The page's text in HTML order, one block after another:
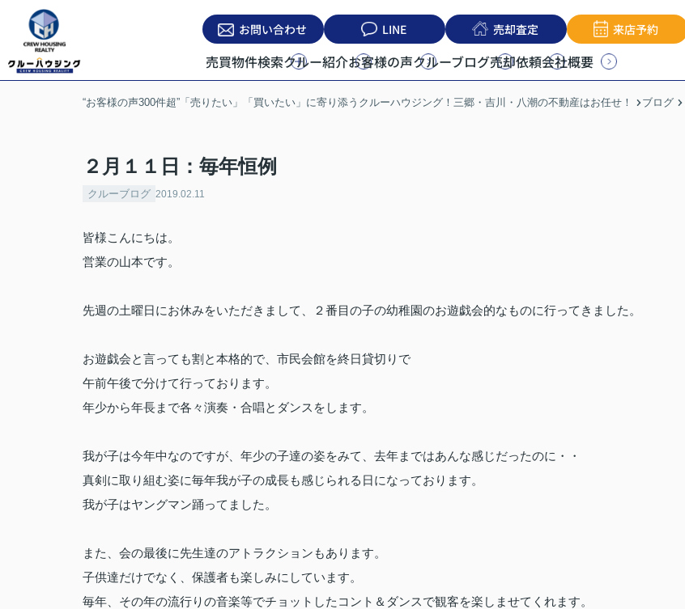
お問い合わせ LINE 売却査定 来店予約
売買物件検索クルー紹介お客様の声クルーブログ売却依頼会社概要
“お客様の声300件超”「売りたい」「買いたい」に寄り添うクルーハウジング！三郷・吉川・八潮の不動産はお任せ！ ブログ
２月１１日：毎年恒例
クルーブログ 2019.02.11
皆様こんにちは。
営業の山本です。
先週の土曜日にお休みをいただきまして、２番目の子の幼稚園のお遊戯会的なものに行ってきました。
お遊戯会と言っても割と本格的で、市民会館を終日貸切りで
午前午後で分けて行っております。
年少から年長まで各々演奏・合唱とダンスをします。
我が子は今年中なのですが、年少の子達の姿をみて、去年まではあんな感じだったのに・・
真剣に取り組む姿に毎年我が子の成長も感じられる日になっております。
我が子はヤングマン踊ってました。
また、会の最後に先生達のアトラクションもあります。
子供達だけでなく、保護者も楽しみにしています。
毎年、その年の流行りの音楽等でチョットしたコント＆ダンスで観客を楽しませてくれます。